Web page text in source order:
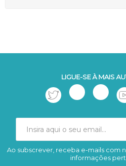
LIGUE-SE À MAIS
Subscrever
Ao subscrever, receba e-mails com
informações